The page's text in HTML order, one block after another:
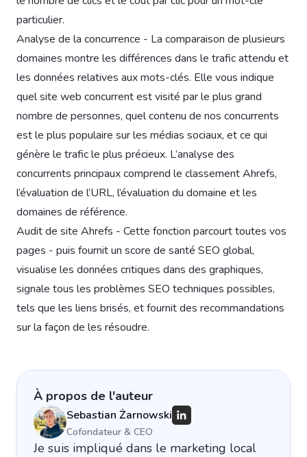
particulier.
Analyse de la concurrence - La comparaison de plusieurs
domaines montre les différences dans le trafic attendu et
les données relatives aux mots-clés. Elle vous indique
quel site web concurrent est visité par le plus grand
nombre de personnes, quel contenu de nos concurrents
est le plus populaire sur les médias sociaux, et ce qui
génère le trafic le plus précieux. L’analyse des
concurrents principaux comprend le classement Ahrefs,
l’évaluation de l’URL, l’évaluation du domaine et les
domaines de référence.
Audit de site Ahrefs - Cette fonction parcourt toutes vos
pages - puis fournit un score de santé SEO global,
visualise les données critiques dans des graphiques,
signale tous les problèmes SEO techniques possibles,
tels que les liens brisés, et fournit des recommandations
sur la façon de les résoudre.
À propos de l'auteur
Sebastian Żarnowski
Cofondateur & CEO
Je suis impliqué dans le marketing local